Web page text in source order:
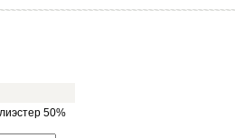
50%